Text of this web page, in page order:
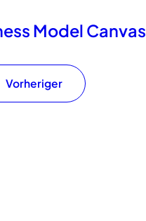
Model Canvas
Vorheriger